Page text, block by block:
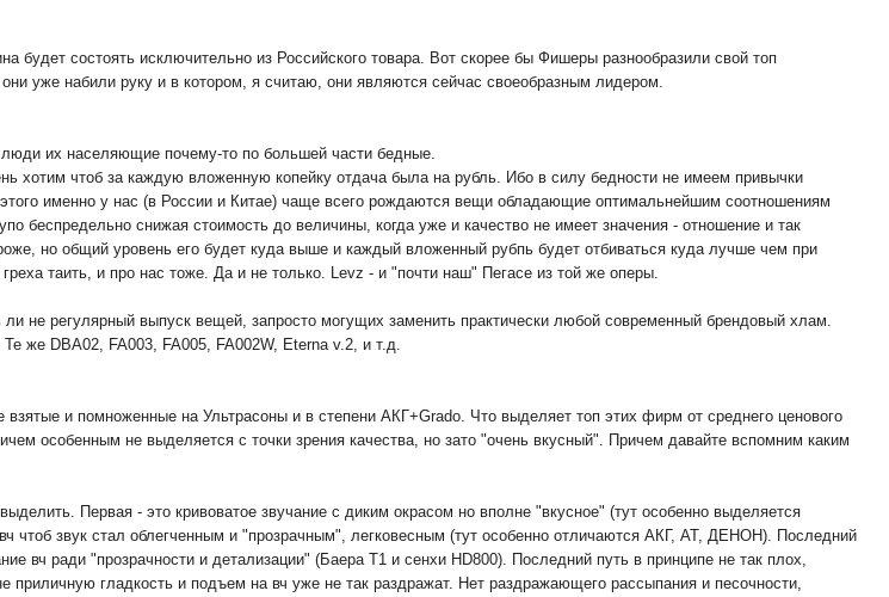
будет состоять исключительно из Российского товара. Вот скорее бы Фишеры разнообразили свой топ
уже набили руку и в котором, я считаю, они являются сейчас своеобразным лидером.
их населяющие почему-то по большей части бедные.
хотим чтоб за каждую вложенную копейку отдача была на рубль. Ибо в силу бедности не имеем привычки
именно у нас (в России и Китае) чаще всего рождаются вещи обладающие оптимальнейшим соотношениям
беспредельно снижая стоимость до величины, когда уже и качество не имеет значения - отношение и так
но общий уровень его будет куда выше и каждый вложенный рубпь будет отбиваться куда лучше чем при
таить, и про нас тоже. Да и не только. Levz - и "почти наш" Пегасе из той же оперы.
не регулярный выпуск вещей, запросто могущих заменить практически любой современный брендовый хлам.
же DBA02, FA003, FA005, FA002W, Eterna v.2, и т.д.
и помноженные на Ультрасоны и в степени АКГ+Grado. Что выделяет топ этих фирм от среднего ценового
особенным не выделяется с точки зрения качества, но зато "очень вкусный". Причем давайте вспомним каким
Первая - это кривоватое звучание с диким окрасом но вполне "вкусное" (тут особенно выделяется
чтоб звук стал облегченным и "прозрачным", легковесным (тут особенно отличаются АКГ, АТ, ДЕНОН). Последний
вч ради "прозрачности и детализации" (Баера T1 и сенхи HD800). Последний путь в принципе не так плох,
гладкость и подъем на вч уже не так раздражат. Нет раздражающего рассыпания и песочности,